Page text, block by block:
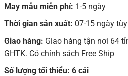
May mẫu miễn phí: 1-5 ngày
Thời gian sản xuất: 07-15 ngày
Giao hàng: Giao hàng tận nơi 64
GHTK. Có chính sách Free Ship
Số lượng tối thiểu: 6 cái